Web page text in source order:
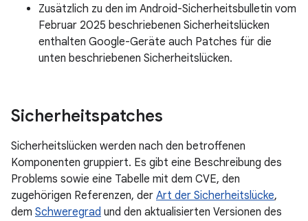
Zusätzlich zu den im Android-Sicherheitsbulletin vom
Februar 2025 beschriebenen Sicherheitslücken
enthalten Google-Geräte auch Patches für die
unten beschriebenen Sicherheitslücken.
Sicherheitspatches
Sicherheitslücken werden nach den betroffenen
Komponenten gruppiert. Es gibt eine Beschreibung des
Problems sowie eine Tabelle mit dem CVE, den
zugehörigen Referenzen, der Art der Sicherheitslücke,
dem Schweregrad und den aktualisierten Versionen des